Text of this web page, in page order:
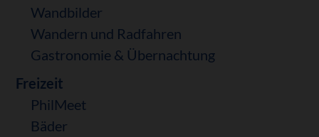
Wandbilder
Wandern und Radfahren
Gastronomie & Übernachtung
Freizeit
PhilMeet
Bäder